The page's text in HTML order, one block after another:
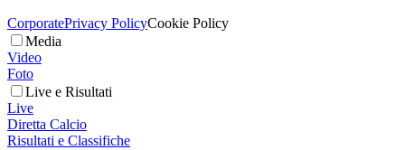
CorporatePrivacy PolicyCookie Policy
Media
Video
Foto
Live e Risultati
Live
Diretta Calcio
Risultati e Classifiche